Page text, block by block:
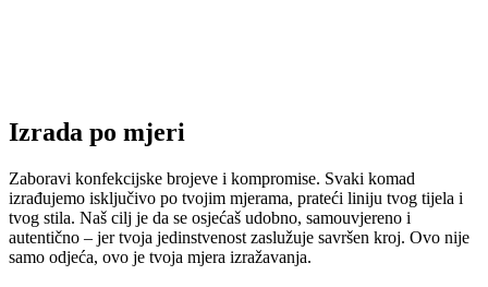
Izrada po mjeri
Zaboravi konfekcijske brojeve i kompromise. Svaki komad
izrađujemo isključivo po tvojim mjerama, prateći liniju tvog tijela i
tvog stila. Naš cilj je da se osjećaš udobno, samouvjereno i
autentično – jer tvoja jedinstvenost zaslužuje savršen kroj. Ovo nije
samo odjeća, ovo je tvoja mjera izražavanja.